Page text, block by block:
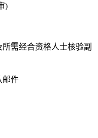
)
需经合资格人士核验副
邮件